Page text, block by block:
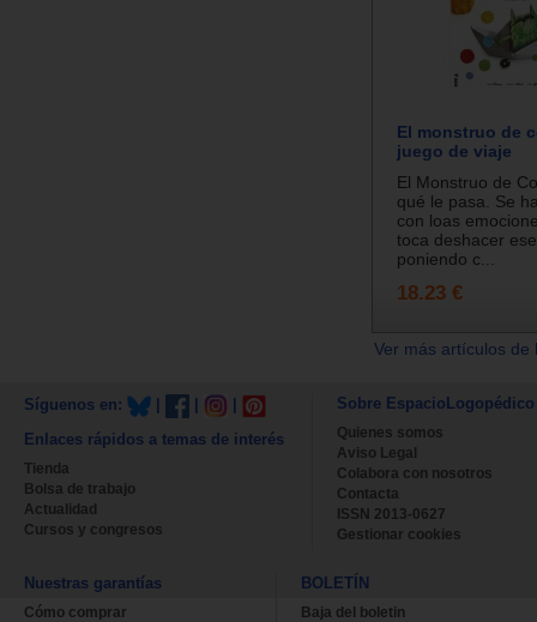
El monstruo de
juego de viaje
El Monstruo de
qué le pasa. Se
con loas
toca deshacer
poniendo c...
18.23 €
Ver más artículos
Síguenos en:
Enlaces rápidos a temas de interés
Tienda
Bolsa de trabajo
Actualidad
Cursos y congresos
Sobre EspacioLogopédico
Quienes somos
Aviso Legal
Colabora con nosotros
Contacta
ISSN 2013-0627
Gestionar cookies
Nuestras garantías
Cómo comprar
BOLETÍN
Baja del boletin